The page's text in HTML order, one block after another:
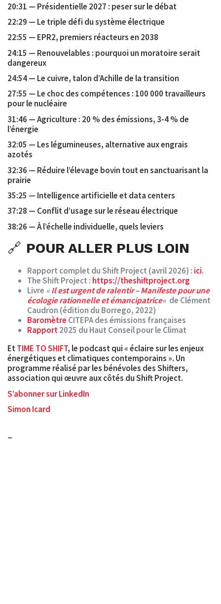
20:31 — Présidentielle 2027 : peser sur le débat
22:29 — Le triple défi du système électrique
22:55 — EPR2, premiers réacteurs en 2038
24:15 — Renouvelables : pourquoi un moratoire serait
dangereux
24:54 — Le cuivre, talon d’Achille de la transition
27:55 — Le choc des compétences : 100 000 travailleurs
pour le nucléaire
31:46 — Agriculture : 20 % des émissions, 3-4 % de
l’énergie
32:05 — Les légumineuses, alternative aux engrais
azotés
32:36 — Réduire l’élevage bovin tout en sanctuarisant la
prairie
35:25 — Intelligence artificielle et data centers
37:28 — Conflit d’usage sur le réseau électrique
38:26 — À l’échelle individuelle, quels leviers
🔗 POUR ALLER PLUS LOIN
Rapport complet du Shift Project (avril 2026) : ici.
The Shift Project : https://theshiftproject.org
Livre «Il est urgent de ralentir – Manifeste pour une
écologie rationnelle et émancipatrice« de Clément
Caudron (édition du Borrego, 2022)
Baromètre CITEPA des émissions françaises
Rapport2025 du Haut Conseil pour le Climat
EtTIME TO SHIFT, le podcast qui « éclaire sur les enjeux
énergétiques et climatiques contemporains ». Un
programme réalisé par les bénévoles des Shifters,
association qui œuvre aux côtés du Shift Project.
S’abonner sur LinkedIn
Simon Icard